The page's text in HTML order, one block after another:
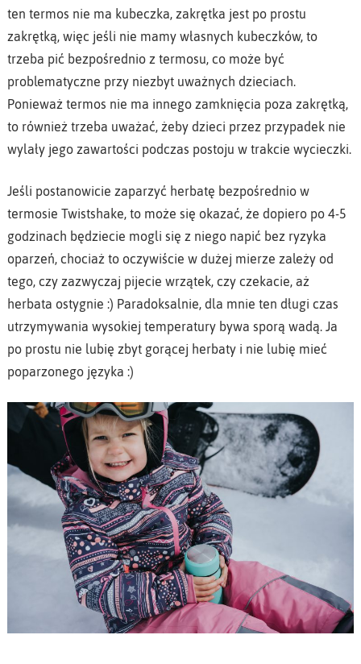
ten termos nie ma kubeczka, zakrętka jest po prostu
zakrętką, więc jeśli nie mamy własnych kubeczków, to
trzeba pić bezpośrednio z termosu, co może być
problematyczne przy niezbyt uważnych dzieciach.
Ponieważ termos nie ma innego zamknięcia poza zakrętką,
to również trzeba uważać, żeby dzieci przez przypadek nie
wylały jego zawartości podczas postoju w trakcie wycieczki.
Jeśli postanowicie zaparzyć herbatę bezpośrednio w
termosie Twistshake, to może się okazać, że dopiero po 4-5
godzinach będziecie mogli się z niego napić bez ryzyka
oparzeń, chociaż to oczywiście w dużej mierze zależy od
tego, czy zazwyczaj pijecie wrzątek, czy czekacie, aż
herbata ostygnie :) Paradoksalnie, dla mnie ten długi czas
utrzymywania wysokiej temperatury bywa sporą wadą. Ja
po prostu nie lubię zbyt gorącej herbaty i nie lubię mieć
poparzonego języka :)